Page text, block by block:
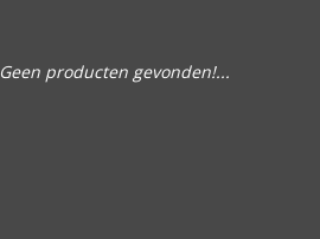
Geen producten gevonden!...